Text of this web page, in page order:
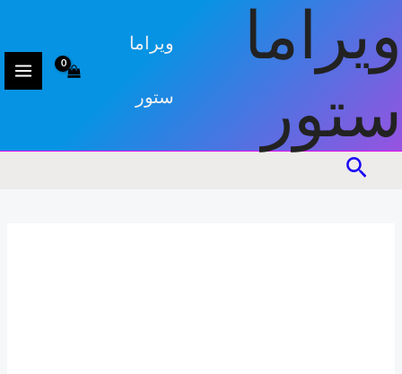
إلى
المحتوى
ويراما
ستور
ويراما
ستور
البحث